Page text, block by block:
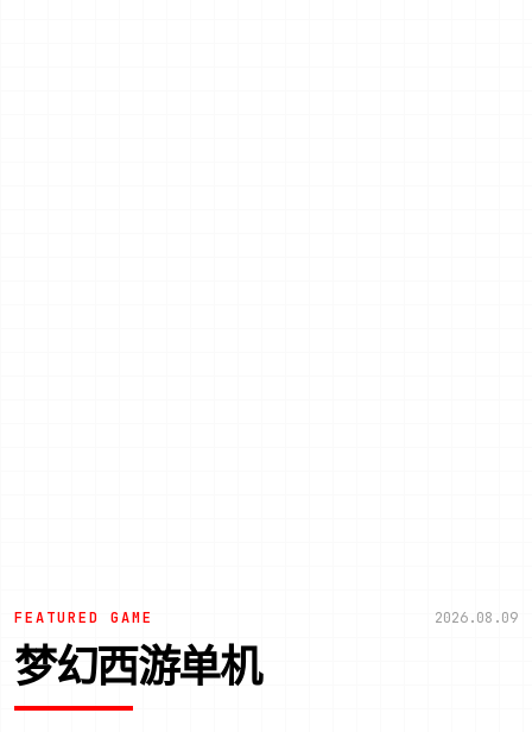
FEATURED GAME 2026.08.09
梦幻西游单机